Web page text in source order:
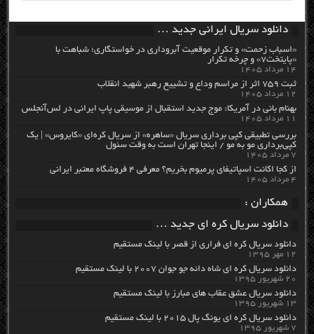
دانلود سریال ایرانی جدید …
«اسباب زحمت» و تکرار موقعیت آبروداری در خواستگاری؛ شباهت با
«پایتخت۷» و چرخه تکرار
۱۴ مرداد ۱۴۰۵
ثبت ۷۵۹ اثر از مراسم وداع و تشییع رهبر شهید انقلاب
۱۲ مرداد ۱۴۰۵
بهنام بانی در آمریکا: موج جدید استقبال از موسیقی پاپ ایرانی در لس‌آنجلس
۱۱ مرداد ۱۴۰۵
بررسی تطبیقی کپی برداری سریال «ساهره» از سریال کره‌ای «کایروس» | یک
کپی‌برداری مو به مو / اینجا تهران است به وقت سئول
۷ مرداد ۱۴۰۵
از کجا اکانت اسپاتیفای پرمیوم بخریم؟ معرفی ۴ فروشگاه معتبر ایرانی
۴ مرداد ۱۴۰۵
همکاران :
دانلود سریال کره ای جدید …
دانلود سریال کره ای فراری از قصر با لینک مستقیم
۱۲ مهر ۱۳۹۵
دانلود سریال کره ای شاه دائه جو جوان ۲۰۰۷ با لینک مستقیم
۲۰ شهریور ۱۳۹۵
دانلود سریال عشق عقاب های مبارز با لینک مستقیم
۱۳ شهریور ۱۳۹۵
دانلود سریال کره ای یونگ پال ۲۰۱۵ با لینک مستقیم
۷ شهریور ۱۳۹۵